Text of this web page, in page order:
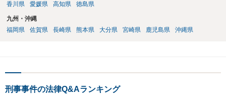
香川県
愛媛県 高知県 徳島県
九州・沖縄
福岡県
佐賀県 長崎県 熊本県 大分県 宮崎県 鹿児島県 沖縄県
刑事事件の法律Q&Aランキング